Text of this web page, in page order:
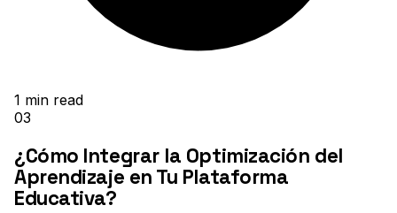
1 min read
03
¿Cómo Integrar la Optimización del
Aprendizaje en Tu Plataforma
Educativa?